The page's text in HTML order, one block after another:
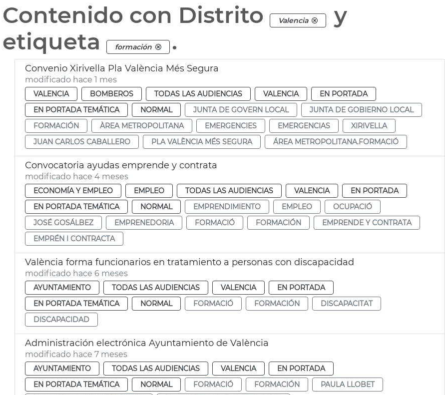
Contenido con Distrito Valencia
y
etiqueta
formación .
Convenio Xirivella Pla València Més Segura
modificado hace 1 mes
VALENCIA BOMBEROS TODAS LAS AUDIENCIAS VALENCIA
EN PORTADA
EN PORTADA TEMÁTICA
NORMAL JUNTA DE GOVERN LOCAL
JUNTA DE GOBIERNO LOCAL
FORMACIÓN
ÀREA METROPOLITANA EMERGENCIES EMERGENCIAS
XIRIVELLA
JUAN CARLOS CABALLERO
PLA VALÈNCIA MÉS SEGURA ÁREA METROPOLITANA.FORMACIÓ
Convocatoria ayudas emprende y contrata
modificado hace 4 meses
ECONOMÍA Y EMPLEO EMPLEO TODAS LAS AUDIENCIAS VALENCIA
EN PORTADA
EN PORTADA TEMÁTICA
NORMAL EMPRENDIMIENTO EMPLEO
OCUPACIÓ
JOSÉ GOSÁLBEZ
EMPRENEDORIA FORMACIÓ FORMACIÓN
EMPRENDE Y CONTRATA
EMPRÉN I CONTRACTA
València forma funcionarios en tratamiento a personas con discapacidad
modificado hace 6 meses
AYUNTAMIENTO TODAS LAS AUDIENCIAS VALENCIA
EN PORTADA
EN PORTADA TEMÁTICA
NORMAL FORMACIÓ FORMACIÓN
DISCAPACITAT
DISCAPACIDAD
Administración electrónica Ayuntamiento de València
modificado hace 7 meses
AYUNTAMIENTO TODAS LAS AUDIENCIAS VALENCIA
EN PORTADA
EN PORTADA TEMÁTICA
NORMAL FORMACIÓ FORMACIÓN
PAULA LLOBET